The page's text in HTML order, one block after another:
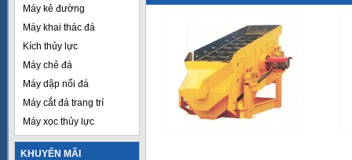
Máy kẻ đường
Máy khai thác đá
Kích thủy lực
Máy chẻ đá
Máy dập nổi đá
Máy cắt đá trang trí
Máy xọc thủy lực
KHUYẾN MÃI